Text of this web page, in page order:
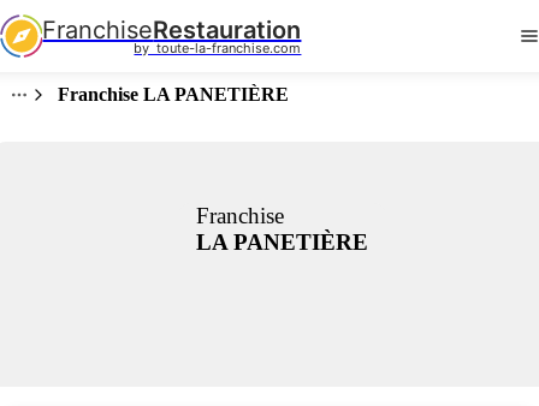
FranchiseRestauration
by  toute-la-franchise.com
Franchise LA PANETIÈRE
Franchise
LA PANETIÈRE